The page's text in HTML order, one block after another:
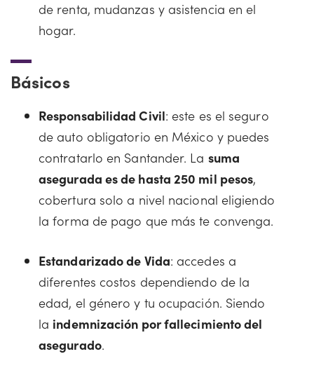
de renta, mudanzas y asistencia en el
hogar.
Básicos
Responsabilidad Civil: este es el seguro
de auto obligatorio en México y puedes
contratarlo en Santander. La suma
asegurada es de hasta 250 mil pesos,
cobertura solo a nivel nacional eligiendo
la forma de pago que más te convenga.
Estandarizado de Vida: accedes a
diferentes costos dependiendo de la
edad, el género y tu ocupación. Siendo
la indemnización por fallecimiento del
asegurado.